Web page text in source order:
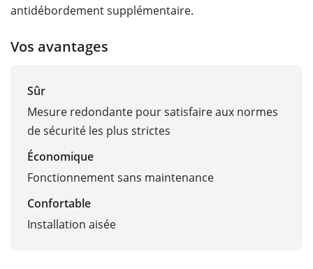
antidébordement supplémentaire.
Vos avantages
Sûr
Mesure redondante pour satisfaire aux normes
de sécurité les plus strictes
Économique
Fonctionnement sans maintenance
Confortable
Installation aisée